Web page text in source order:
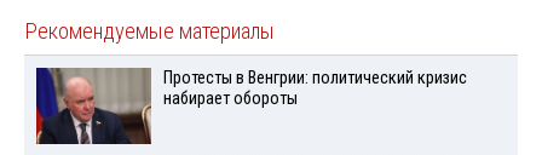
Рекомендуемые материалы
Протесты в Венгрии: политический кризис
набирает обороты